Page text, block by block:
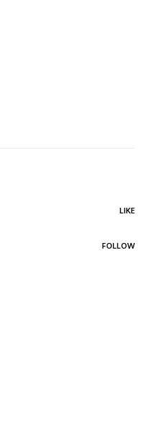
LIKE
FOLLOW